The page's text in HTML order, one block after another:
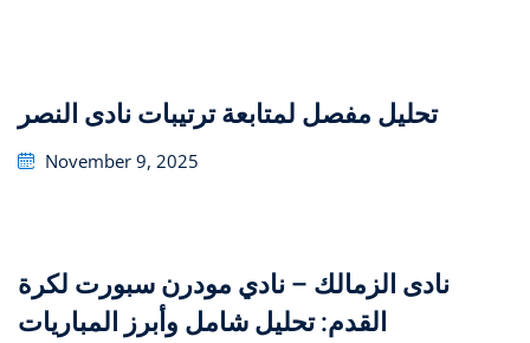
تحليل مفصل لمتابعة ترتيبات نادى النصر
Posted
November 9, 2025
نادى الزمالك – نادي مودرن سبورت لكرة
القدم: تحليل شامل وأبرز المباريات